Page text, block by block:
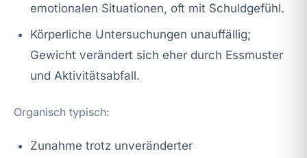
emotionalen Situationen, oft mit Schuldgefühl.
Körperliche Untersuchungen unauffällig;
Gewicht verändert sich eher durch Essmuster
und Aktivitätsabfall.
Organisch typisch:
Zunahme trotz unveränderter